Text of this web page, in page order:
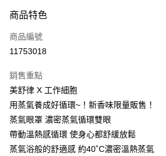
超商取貨付款
LINE Pay
街口支付
悠遊付
Google Pay
AFTEE先享後付
商品特色
商品編號
11753018
銷售重點
美舒律 X 工作細胞
用蒸氣養成好循環~！新香味限量販售！
蒸氣眼罩 濃密蒸氣循環雙眼
帶動溫熱感循環 使身心都舒緩放鬆
蒸氣浴般的舒適感 約40˚C濃密溫熱蒸氣